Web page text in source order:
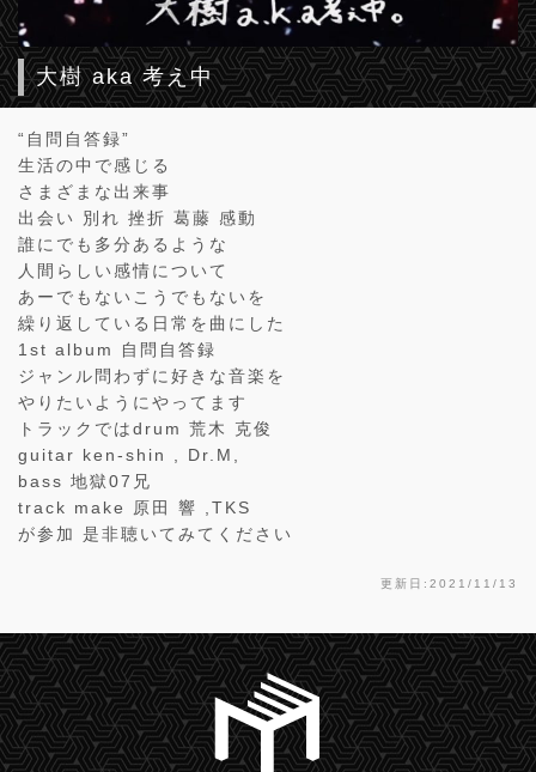
大樹 aka 考え中
“自問自答録”
生活の中で感じる
さまざまな出来事
出会い 別れ 挫折 葛藤 感動
誰にでも多分あるような
人間らしい感情について
あーでもないこうでもないを
繰り返している日常を曲にした
1st album 自問自答録
ジャンル問わずに好きな音楽を
やりたいようにやってます
トラックではdrum 荒木 克俊
guitar ken-shin , Dr.M,
bass 地獄07兄
track make 原田 響 ,TKS
が参加 是非聴いてみてください
更新日:2021/11/13